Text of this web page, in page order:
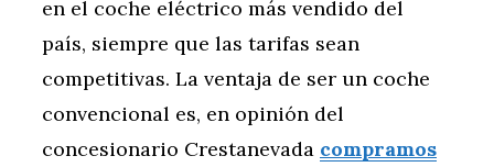
en el coche eléctrico más vendido del
país, siempre que las tarifas sean
competitivas. La ventaja de ser un coche
convencional es, en opinión del
concesionario Crestanevada compramos